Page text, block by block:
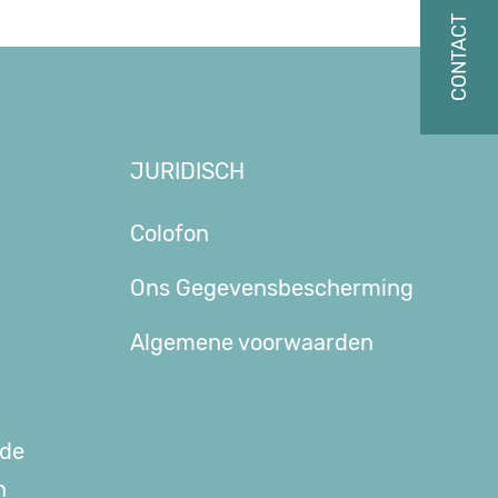
JURIDISCH
Colofon
Ons Gegevensbescherming
Algemene voorwaarden